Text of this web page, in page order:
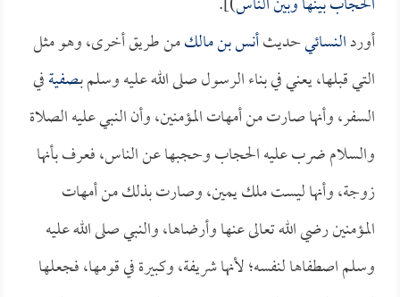
أوردالنسائيحديثأنس بن مالكمن طريق أخرى، وهو مثل
التي قبلها، يعني في بناء الرسول صلى الله عليه وسلم بـصفيةفي
السفر، وأنها صارت من أمهات المؤمنين، وأن النبي عليه الصلاة
والسلام ضرب عليه الحجاب وحجبها عن الناس، فعرف بأنها
زوجة، وأنها ليست ملك يمين، وصارت بذلك من أمهات
المؤمنين رضي الله تعالى عنها وأرضاها، والنبي صلى الله عليه
وسلم اصطفاها لنفسه؛ لأنها شريفة، وكبيرة في قومها، فجعلها